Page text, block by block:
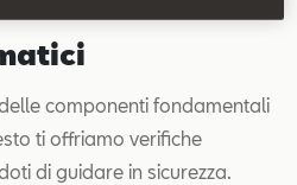
componenti fondamentali
ti offriamo verifiche
di guidare in sicurezza.